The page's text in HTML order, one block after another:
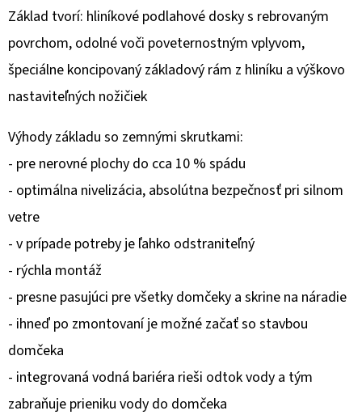
Základ tvorí: hliníkové podlahové dosky s rebrovaným
povrchom, odolné voči poveternostným vplyvom,
špeciálne koncipovaný základový rám z hliníku a výškovo
nastaviteľných nožičiek
Výhody základu so zemnými skrutkami:
- pre nerovné plochy do cca 10 % spádu
- optimálna nivelizácia, absolútna bezpečnosť pri silnom
vetre
- v prípade potreby je ľahko odstraniteľný
- rýchla montáž
- presne pasujúci pre všetky domčeky a skrine na náradie
- ihneď po zmontovaní je možné začať so stavbou
domčeka
- integrovaná vodná bariéra rieši odtok vody a tým
zabraňuje prieniku vody do domčeka
HĽADAŤ
O
D
P
O
R
Ú
Č
A
M
E